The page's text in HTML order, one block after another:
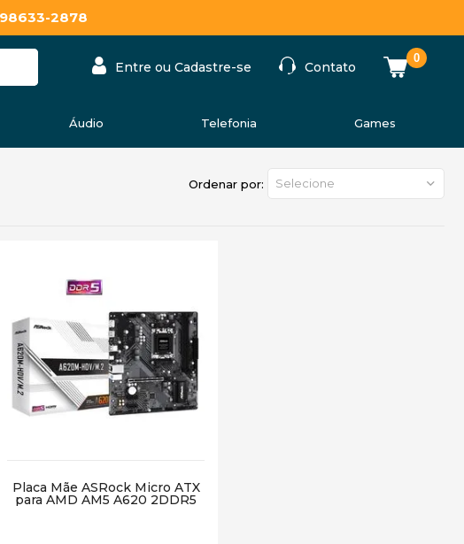
2878
Entre ou Cadastre-se Contato
0
Áudio Telefonia Games
Ordenar por: Selecione
Placa Mãe ASRock Micro ATX
para AMD AM5 A620 2DDR5